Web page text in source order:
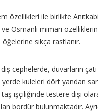
özellikleri ile birlikte
Osmanlı mimari
sıkça rastlanır.
cephelerde, duvarların
kuleleri dört yandan
taş işçiliğinde testere dişi
bordür bulunmaktadır.